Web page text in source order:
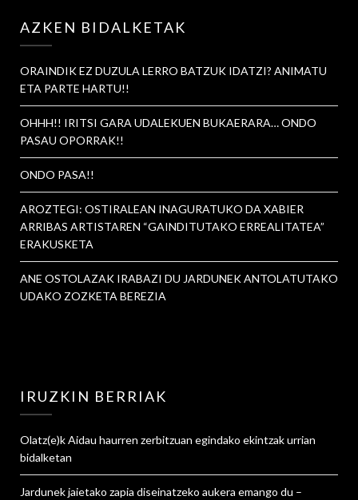
AZKEN BIDALKETAK
ORAINDIK EZ DUZULA LERRO BATZUK IDATZI? ANIMATU
ETA PARTE HARTU!!
OHHH!! IRITSI GARA UDALEKUEN BUKAERARA… ONDO
PASAU OPORRAK!!
ONDO PASA!!
AROZTEGI: OSTIRALEAN INAGURATUKO DA XABIER
ARRIBAS ARTISTAREN “GAINDITUTAKO ERREALITATEA”
ERAKUSKETA
ANE OSTOLAZAK IRABAZI DU JARDUNEK ANTOLATUTAKO
UDAKO ZOZKETA BEREZIA
IRUZKIN BERRIAK
Olatz(e)kAidau haurren zerbitzuan egindako ekintzak urrian
bidalketan
Jardunek jaietako zapia diseinatzeko aukera emango du –